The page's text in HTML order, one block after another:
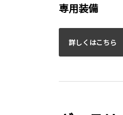
専用装備
詳しくはこちら